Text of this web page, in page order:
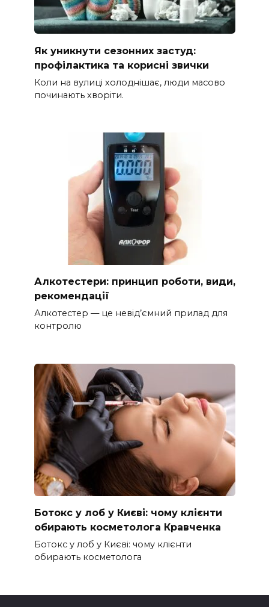
Як уникнути сезонних застуд:
профілактика та корисні звички
Коли на вулиці холоднішає, люди масово
починають хворіти.
Алкотестери: принцип роботи, види,
рекомендації
Алкотестер — це невід’ємний прилад для
контролю
Ботокс у лоб у Києві: чому клієнти
обирають косметолога Кравченка
Ботокс у лоб у Києві: чому клієнти
обирають косметолога